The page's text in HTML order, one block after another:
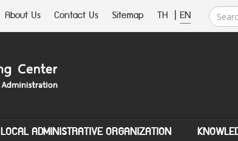
About Us Contact Us Sitemap TH | EN
LOCAL ADMINISTRATIVE ORGANIZATION